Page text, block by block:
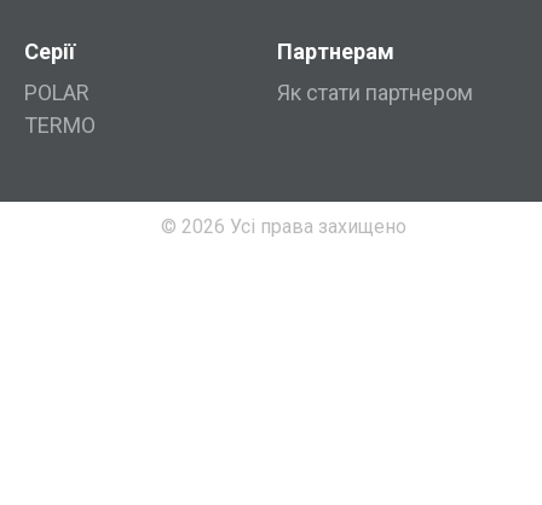
Серії
POLAR
TERMO
Партнерам
Як стати партнером
© 2026 Усі права захищено